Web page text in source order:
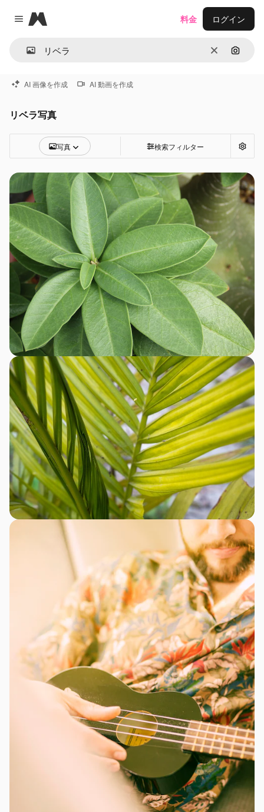
Close menu
Magnific
消去 画像で
料金 ログイン
AI 画像を作成 AI 動画を作成
リベラ写真
写真 検索フィルター